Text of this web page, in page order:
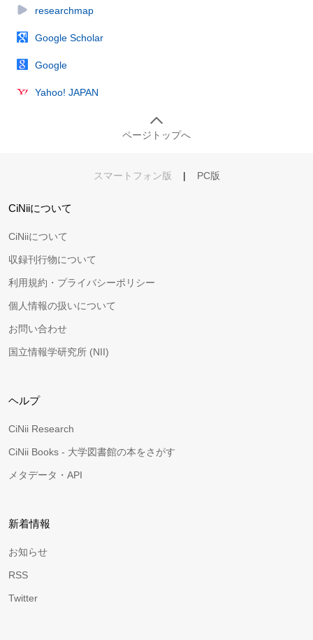
researchmap
Google Scholar
Google
Yahoo! JAPAN
ページトップへ
スマートフォン版 | PC版
CiNiiについて
CiNiiについて
収録刊行物について
利用規約・プライバシーポリシー
個人情報の扱いについて
お問い合わせ
国立情報学研究所 (NII)
ヘルプ
CiNii Research
CiNii Books - 大学図書館の本をさがす
メタデータ・API
新着情報
お知らせ
RSS
Twitter